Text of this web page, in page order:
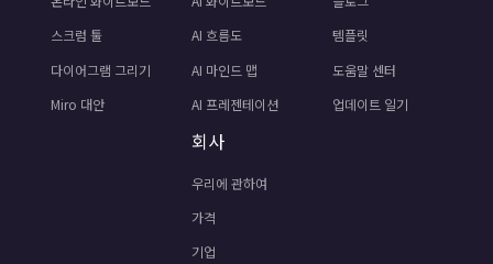
스크럼 툴
다이어그램 그리기
Miro 대안
AI 흐름도
AI 마인드 맵
AI 프레젠테이션
템플릿
도움말 센터
업데이트 일기
회사
우리에 관하여
가격
기업